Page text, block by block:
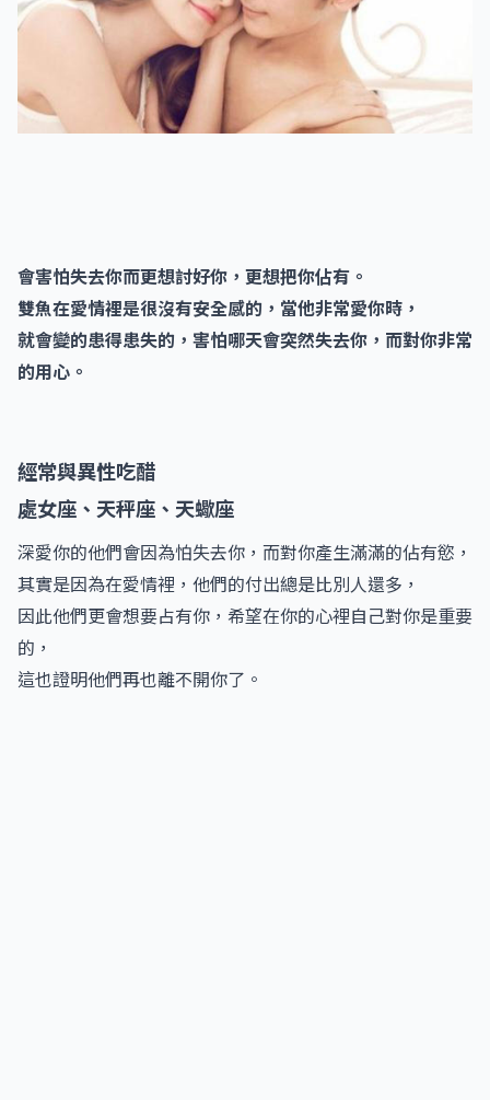
會害怕失去你而更想討好你，更想把你佔有。
雙魚在愛情裡是很沒有安全感的，當他非常愛你時，
就會變的患得患失的，害怕哪天會突然失去你，而對你非常
的用心。
經常與異性吃醋
處女座、天秤座、天蠍座
深愛你的他們會因為怕失去你，而對你產生滿滿的佔有慾，
其實是因為在愛情裡，他們的付出總是比別人還多，
因此他們更會想要占有你，希望在你的心裡自己對你是重要
的，
這也證明他們再也離不開你了。